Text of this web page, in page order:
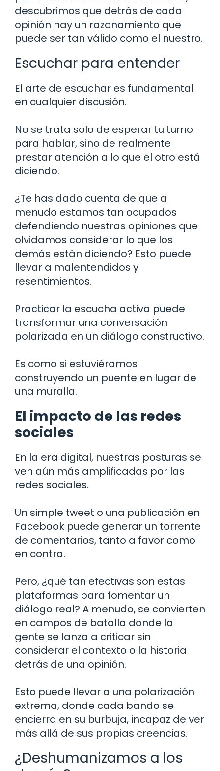
descubrimos que detrás de cada
opinión hay un razonamiento que
puede ser tan válido como el nuestro.
Escuchar para entender
El arte de escuchar es fundamental
en cualquier discusión.
No se trata solo de esperar tu turno
para hablar, sino de realmente
prestar atención a lo que el otro está
diciendo.
¿Te has dado cuenta de que a
menudo estamos tan ocupados
defendiendo nuestras opiniones que
olvidamos considerar lo que los
demás están diciendo? Esto puede
llevar a malentendidos y
resentimientos.
Practicar la escucha activa puede
transformar una conversación
polarizada en un diálogo constructivo.
Es como si estuviéramos
construyendo un puente en lugar de
una muralla.
El impacto de las redes
sociales
En la era digital, nuestras posturas se
ven aún más amplificadas por las
redes sociales.
Un simple tweet o una publicación en
Facebook puede generar un torrente
de comentarios, tanto a favor como
en contra.
Pero, ¿qué tan efectivas son estas
plataformas para fomentar un
diálogo real? A menudo, se convierten
en campos de batalla donde la
gente se lanza a criticar sin
considerar el contexto o la historia
detrás de una opinión.
Esto puede llevar a una polarización
extrema, donde cada bando se
encierra en su burbuja, incapaz de ver
más allá de sus propias creencias.
¿Deshumanizamos a los